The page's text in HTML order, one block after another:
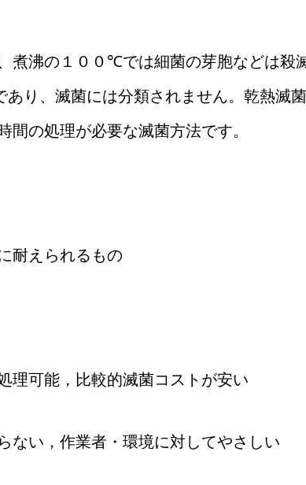
煮沸の１００℃では細菌の芽胞などは殺
あり、滅菌には分類されません。乾熱滅
間の処理が必要な滅菌方法です。
耐えられるもの
理可能，比較的滅菌コストが安い
ない，作業者・環境に対してやさしい